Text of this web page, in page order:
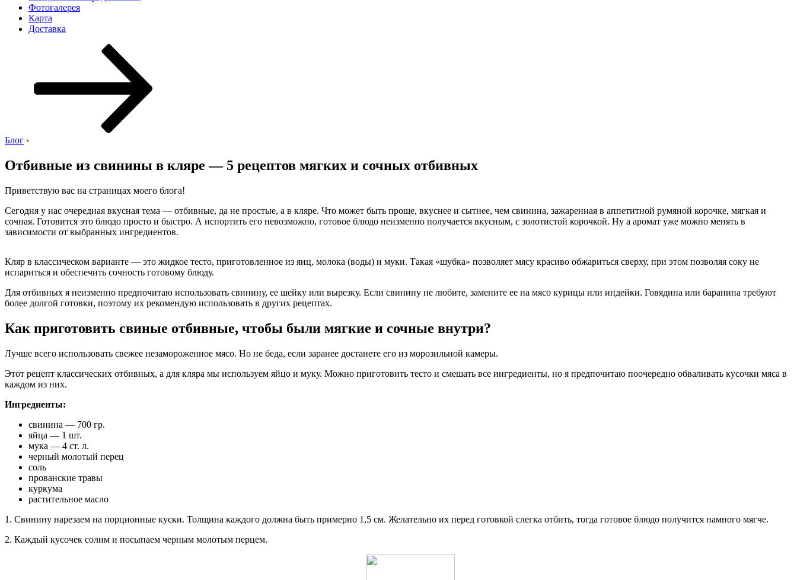
Фотогалерея
Карта
Доставка
Блог ›
Отбивные из свинины в кляре — 5 рецептов мягких и сочных отбивных
Приветствую вас на страницах моего блога!
Сегодня у нас очередная вкусная тема — отбивные, да не простые, а в кляре. Что может быть проще, вкуснее и сытнее, чем свинина, зажаренная в аппетитной румяной корочке, мягкая и
сочная. Готовится это блюдо просто и быстро. А испортить его невозможно, готовое блюдо неизменно получается вкусным, с золотистой корочкой. Ну а аромат уже можно менять в
зависимости от выбранных ингредиентов.
Кляр в классическом варианте — это жидкое тесто, приготовленное из яиц, молока (воды) и муки. Такая «шубка» позволяет мясу красиво обжариться сверху, при этом позволяя соку не
испариться и обеспечить сочность готовому блюду.
Для отбивных я неизменно предпочитаю использовать свинину, ее шейку или вырезку. Если свинину не любите, замените ее на мясо курицы или индейки. Говядина или баранина требуют
более долгой готовки, поэтому их рекомендую использовать в других рецептах.
Как приготовить свиные отбивные, чтобы были мягкие и сочные внутри?
Лучше всего использовать свежее незамороженное мясо. Но не беда, если заранее достанете его из морозильной камеры.
Этот рецепт классических отбивных, а для кляра мы используем яйцо и муку. Можно приготовить тесто и смешать все ингредиенты, но я предпочитаю поочередно обваливать кусочки мяса в
каждом из них.
Ингредиенты:
свинина — 700 гр.
яйца — 1 шт.
мука — 4 ст. л.
черный молотый перец
соль
прованские травы
куркума
растительное масло
1. Свинину нарезаем на порционные куски. Толщина каждого должна быть примерно 1,5 см. Желательно их перед готовкой слегка отбить, тогда готовое блюдо получится намного мягче.
2. Каждый кусочек солим и посыпаем черным молотым перцем.